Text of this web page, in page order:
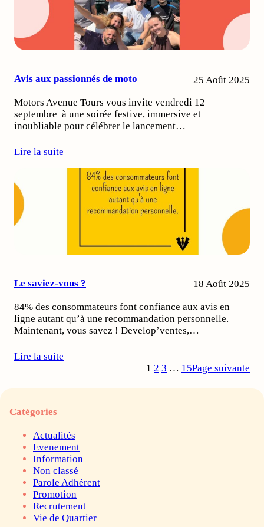
Avis aux passionnés de moto 25 Août 2025
Motors Avenue Tours vous invite vendredi 12
septembre à une soirée festive, immersive et
inoubliable pour célébrer le lancement…
Lire la suite
Le saviez-vous ? 18 Août 2025
84% des consommateurs font confiance aux avis en
ligne autant qu’à une recommandation personnelle.
Maintenant, vous savez ! Develop’ventes,…
Lire la suite
1 2 3 … 15Page suivante
Catégories
Actualités
Evenement
Information
Non classé
Parole Adhérent
Promotion
Recrutement
Vie de Quartier